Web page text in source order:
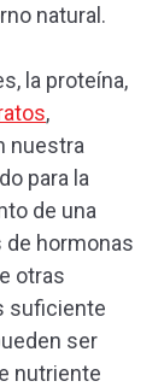
natural.
la proteína,
,
nuestra
para la
de una
de hormonas
otras
suficiente
ser
nutriente